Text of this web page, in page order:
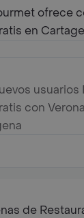
ofrece
en
con
de